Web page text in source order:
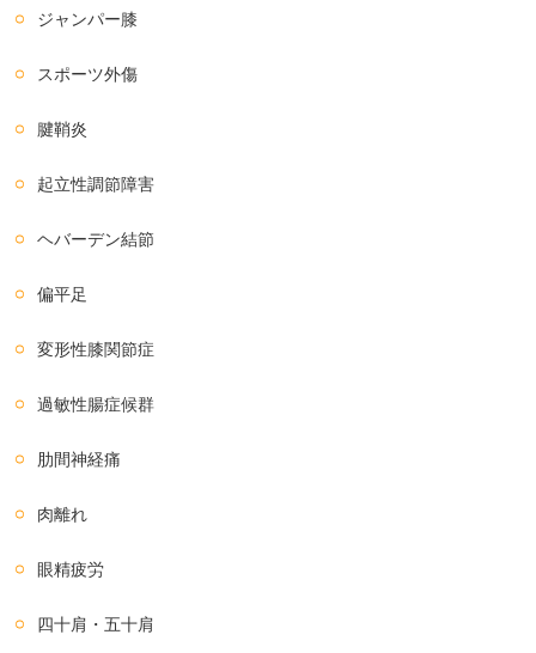
ジャンパー膝
スポーツ外傷
腱鞘炎
起立性調節障害
ヘバーデン結節
偏平足
変形性膝関節症
過敏性腸症候群
肋間神経痛
肉離れ
眼精疲労
四十肩・五十肩